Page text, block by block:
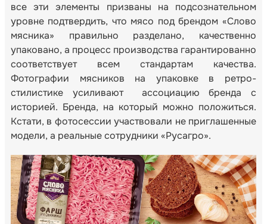
все эти элементы призваны на подсознательном
уровне подтвердить, что мясо под брендом «Слово
мясника» правильно разделано, качественно
упаковано, а процесс производства гарантированно
соответствует всем стандартам качества.
Фотографии мясников на упаковке в ретро-
стилистике усиливают ассоциацию бренда с
историей. Бренда, на который можно положиться.
Кстати, в фотосессии участвовали не приглашенные
модели, а реальные сотрудники «Русагро».